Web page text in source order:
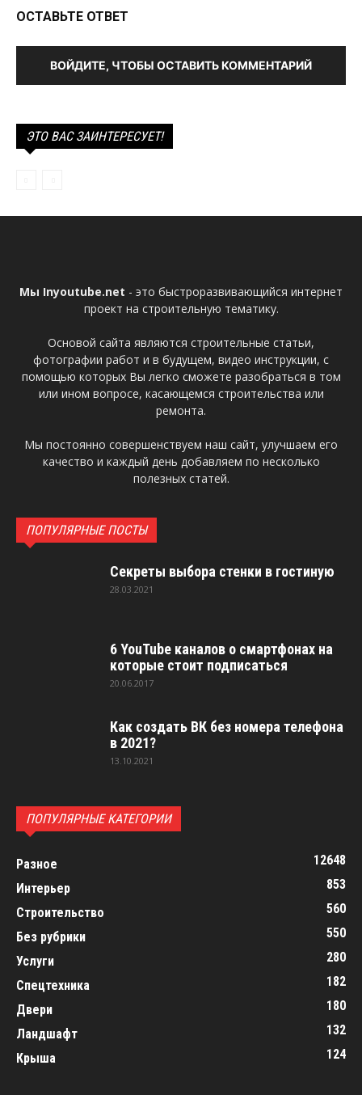
ОСТАВЬТЕ ОТВЕТ
ВОЙДИТЕ, ЧТОБЫ ОСТАВИТЬ КОММЕНТАРИЙ
ЭТО ВАС ЗАИНТЕРЕСУЕТ!
Мы Inyoutube.net - это быстроразвивающийся интернет
проект на строительную тематику.
Основой сайта являются строительные статьи,
фотографии работ и в будущем, видео инструкции, с
помощью которых Вы легко сможете разобраться в том
или ином вопросе, касающемся строительства или
ремонта.
Мы постоянно совершенствуем наш сайт, улучшаем его
качество и каждый день добавляем по несколько
полезных статей.
ПОПУЛЯРНЫЕ ПОСТЫ
Секреты выбора стенки в гостиную
28.03.2021
6 YouTube каналов о смартфонах на
которые стоит подписаться
20.06.2017
Как создать ВК без номера телефона
в 2021?
13.10.2021
ПОПУЛЯРНЫЕ КАТЕГОРИИ
Разное
12648
Интерьер
853
Строительство
560
Без рубрики
550
Услуги
280
Спецтехника
182
Двери
180
Ландшафт
132
Крыша
124